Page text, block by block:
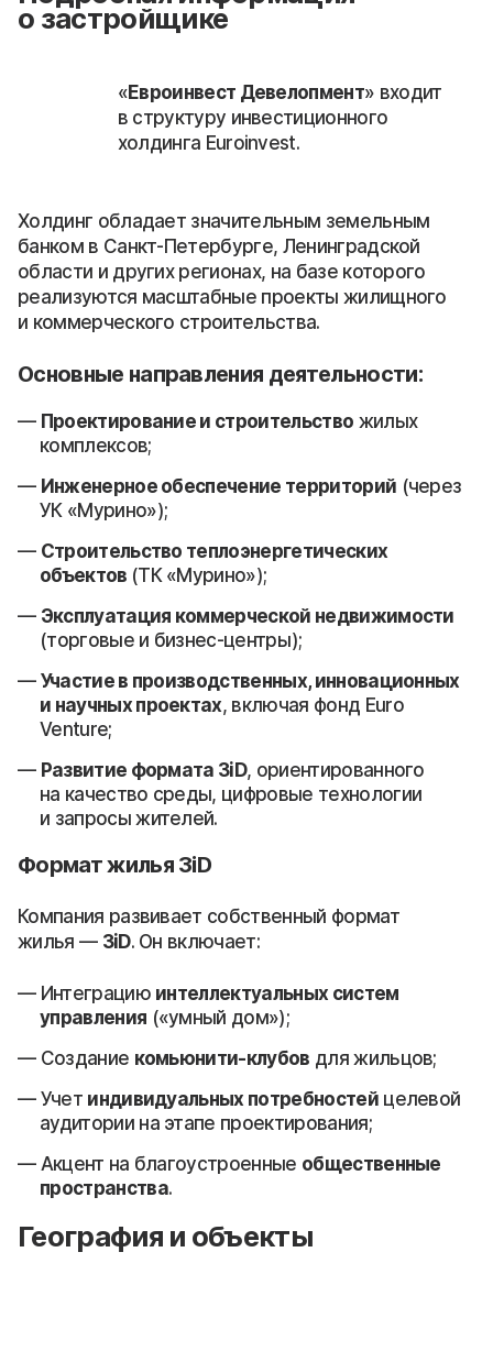
о застройщике
«Евроинвест Девелопмент» входит
в структуру инвестиционного
холдинга Euroinvest.
Холдинг обладает значительным земельным
банком в Санкт-Петербурге, Ленинградской
области и других регионах, на базе которого
реализуются масштабные проекты жилищного
и коммерческого строительства.
Основные направления деятельности:
Проектирование и строительство жилых
комплексов;
Инженерное обеспечение территорий (через
УК «Мурино»);
Строительство теплоэнергетических
объектов (ТК «Мурино»);
Эксплуатация коммерческой недвижимости
(торговые и бизнес-центры);
Участие в производственных, инновационных
и научных проектах, включая фонд Euro
Venture;
Развитие формата 3iD, ориентированного
на качество среды, цифровые технологии
и запросы жителей.
Формат жилья 3iD
Компания развивает собственный формат
жилья — 3iD. Он включает:
Интеграцию интеллектуальных систем
управления («умный дом»);
Создание комьюнити-клубов для жильцов;
Учет индивидуальных потребностейцелевой
аудитории на этапе проектирования;
Акцент на благоустроенные общественные
пространства.
География и объекты